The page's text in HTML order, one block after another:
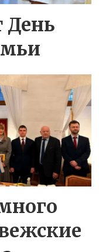
День